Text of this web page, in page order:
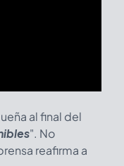
al final del
". No
reafirma a